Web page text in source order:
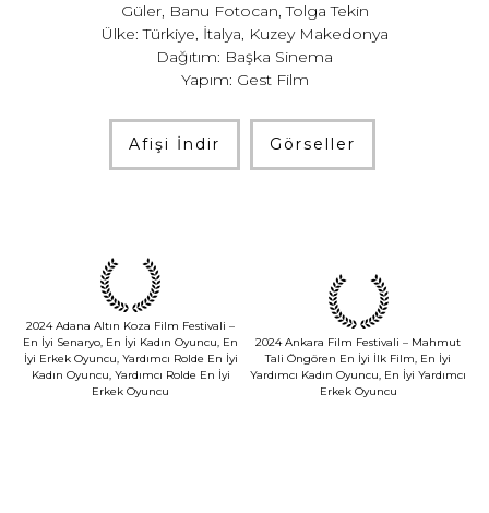
Güler, Banu Fotocan, Tolga Tekin
Ülke: Türkiye, İtalya, Kuzey Makedonya
Dağıtım: Başka Sinema
Yapım: Gest Film
Afişi İndir Görseller
2024 Adana Altın Koza Film Festivali –
En İyi Senaryo, En İyi Kadın Oyuncu, En
İyi Erkek Oyuncu, Yardımcı Rolde En İyi
Kadın Oyuncu, Yardımcı Rolde En İyi
Erkek Oyuncu
2024 Ankara Film Festivali – Mahmut
Tali Öngören En İyi İlk Film, En İyi
Yardımcı Kadın Oyuncu, En İyi Yardımcı
Erkek Oyuncu